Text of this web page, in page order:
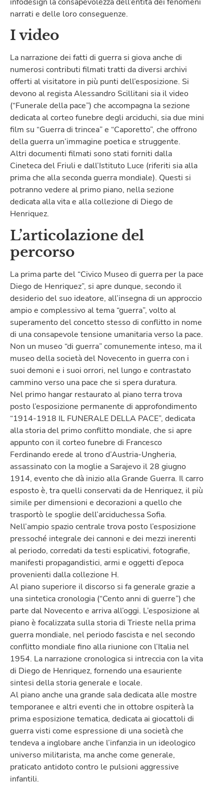
narrati e delle loro conseguenze.
I video
La narrazione dei fatti di guerra si giova anche di
numerosi contributi filmati tratti da diversi archivi
offerti al visitatore in più punti dell’esposizione. Si
devono al regista Alessandro Scillitani sia il video
(“Funerale della pace”) che accompagna la sezione
dedicata al corteo funebre degli arciduchi, sia due mini
film su “Guerra di trincea” e “Caporetto”, che offrono
della guerra un’immagine poetica e struggente.
Altri documenti filmati sono stati forniti dalla
Cineteca del Friuli e dall’Istituto Luce (riferiti sia alla
prima che alla seconda guerra mondiale). Questi si
potranno vedere al primo piano, nella sezione
dedicata alla vita e alla collezione di Diego de
Henriquez.
L’articolazione del
percorso
La prima parte del “Civico Museo di guerra per la pace
Diego de Henriquez”, si apre dunque, secondo il
desiderio del suo ideatore, all’insegna di un approccio
ampio e complessivo al tema “guerra”, volto al
superamento del concetto stesso di conflitto in nome
di una consapevole tensione umanitaria verso la pace.
Non un museo “di guerra” comunemente inteso, ma il
museo della società del Novecento in guerra con i
suoi demoni e i suoi orrori, nel lungo e contrastato
cammino verso una pace che si spera duratura.
Nel primo hangar restaurato al piano terra trova
posto l’esposizione permanente di approfondimento
“1914-1918 IL FUNERALE DELLA PACE”, dedicata
alla storia del primo conflitto mondiale, che si apre
appunto con il corteo funebre di Francesco
Ferdinando erede al trono d’Austria-Ungheria,
assassinato con la moglie a Sarajevo il 28 giugno
1914, evento che dà inizio alla Grande Guerra. Il carro
esposto è, tra quelli conservati da de Henriquez, il più
simile per dimensioni e decorazioni a quello che
trasportò le spoglie dell’arciduchessa Sofia.
Nell’ampio spazio centrale trova posto l’esposizione
pressoché integrale dei cannoni e dei mezzi inerenti
al periodo, corredati da testi esplicativi, fotografie,
manifesti propagandistici, armi e oggetti d’epoca
provenienti dalla collezione H.
Al piano superiore il discorso si fa generale grazie a
una sintetica cronologia (“Cento anni di guerre”) che
parte dal Novecento e arriva all’oggi. L’esposizione al
piano è focalizzata sulla storia di Trieste nella prima
guerra mondiale, nel periodo fascista e nel secondo
conflitto mondiale fino alla riunione con l’Italia nel
1954. La narrazione cronologica si intreccia con la vita
di Diego de Henriquez, fornendo una esauriente
sintesi della storia generale e locale.
Al piano anche una grande sala dedicata alle mostre
temporanee e altri eventi che in ottobre ospiterà la
prima esposizione tematica, dedicata ai giocattoli di
guerra visti come espressione di una società che
tendeva a inglobare anche l’infanzia in un ideologico
universo militarista, ma anche come generale,
praticato antidoto contro le pulsioni aggressive
infantili.